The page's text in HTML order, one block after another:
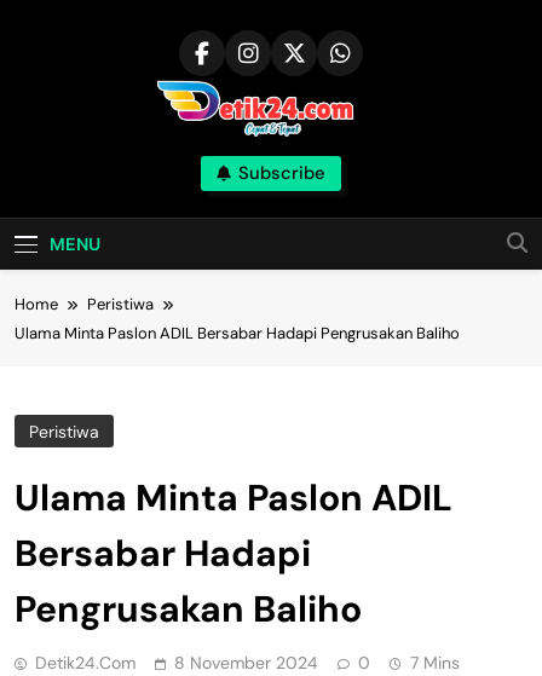
Subscribe
MENU
Home
Peristiwa
Ulama Minta Paslon ADIL Bersabar Hadapi Pengrusakan Baliho
Peristiwa
Ulama Minta Paslon ADIL
Bersabar Hadapi
Pengrusakan Baliho
Detik24.com 8 November 2024 0 7 Mins